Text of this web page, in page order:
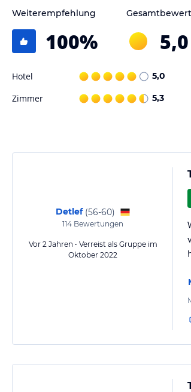
Weiterempfehlung
100% 5,0
Hotel 5,0
Zimmer 5,3
Detlef (56-60)
114 Bewertungen
Vor 2 Jahren • Verreist als Gruppe im
Oktober 2022